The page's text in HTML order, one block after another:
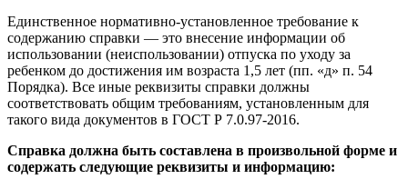
Единственное нормативно-установленное требование к
содержанию справки — это внесение информации об
использовании (неиспользовании) отпуска по уходу за
ребенком до достижения им возраста 1,5 лет (пп. «д» п. 54
Порядка). Все иные реквизиты справки должны
соответствовать общим требованиям, установленным для
такого вида документов в ГОСТ Р 7.0.97-2016.
Справка должна быть составлена в произвольной форме и
содержать следующие реквизиты и информацию: